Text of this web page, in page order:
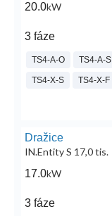
20.0kW
3 fáze
TS4-A-O TS4-A-S
TS4-X-S TS4-X-F
Dražice
IN.Entity S 17,0 tis.
17.0kW
3 fáze